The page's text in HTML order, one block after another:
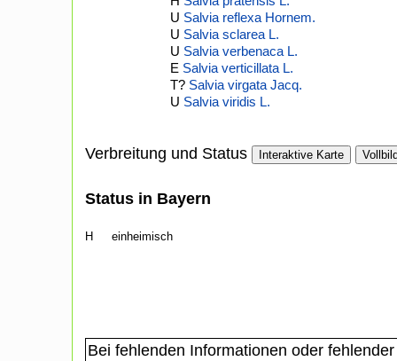
U Salvia reflexa Hornem.
U Salvia sclarea L.
U Salvia verbenaca L.
E Salvia verticillata L.
T? Salvia virgata Jacq.
U Salvia viridis L.
Verbreitung und Status Interaktive Karte
Status in Bayern
H einheimisch
Bei fehlenden Informationen oder